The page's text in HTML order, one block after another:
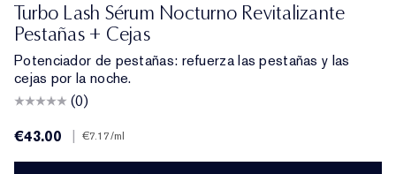
Turbo Lash Sérum Nocturno Revitalizante
Pestañas + Cejas
Potenciador de pestañas: refuerza las pestañas y las
cejas por la noche.
(0)
€43.00
€7.17/ml